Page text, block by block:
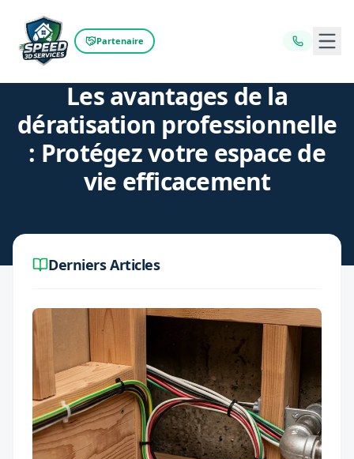
Partenaire
Retour au blog
Les avantages de la
dératisation professionnelle
: Protégez votre espace de
vie efficacement
Derniers Articles